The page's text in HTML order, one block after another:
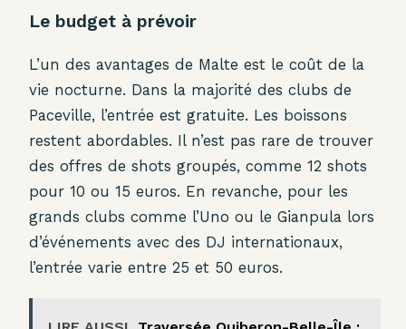
Le budget à prévoir
L’un des avantages de Malte est le coût de la
vie nocturne. Dans la majorité des clubs de
Paceville, l’entrée est gratuite. Les boissons
restent abordables. Il n’est pas rare de trouver
des offres de shots groupés, comme 12 shots
pour 10 ou 15 euros. En revanche, pour les
grands clubs comme l’Uno ou le Gianpula lors
d’événements avec des DJ internationaux,
l’entrée varie entre 25 et 50 euros.